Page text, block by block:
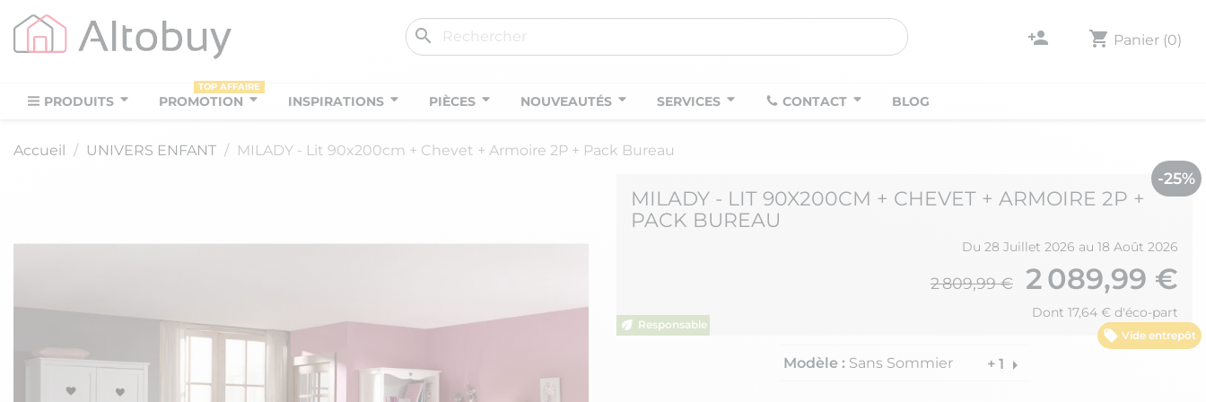
search person_add shopping_cart Panier (0)
PRODUITS PROMOTION
TOP AFFAIRE
INSPIRATIONS PIÈCES NOUVEAUTÉS SERVICES CONTACT BLOG
Accueil UNIVERS ENFANT MILADY - Lit 90x200cm + Chevet + Armoire 2P + Pack Bureau
Vide entrepôt
-25%
MILADY - LIT 90X200CM + CHEVET + ARMOIRE 2P +
PACK BUREAU
Du 28 Juillet 2026 au 18 Août 2026
2 809,99 € 2 089,99 €
Dont 17,64 € d'éco-part
Modèle : Sans Sommier + 1 arrow_right